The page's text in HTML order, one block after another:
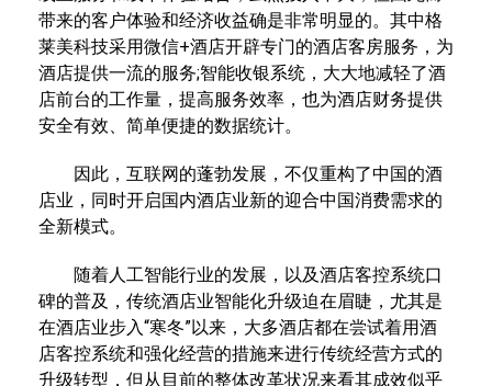
带来的客户体验和经济收益确是非常明显的。其中格
莱美科技采用微信+酒店开辟专门的酒店客房服务，为
酒店提供一流的服务;智能收银系统，大大地减轻了酒
店前台的工作量，提高服务效率，也为酒店财务提供
安全有效、简单便捷的数据统计。
因此，互联网的蓬勃发展，不仅重构了中国的酒
店业，同时开启国内酒店业新的迎合中国消费需求的
全新模式。
随着人工智能行业的发展，以及酒店客控系统口
碑的普及，传统酒店业智能化升级迫在眉睫，尤其是
在酒店业步入“寒冬”以来，大多酒店都在尝试着用酒
店客控系统和强化经营的措施来进行传统经营方式的
升级转型，但从目前的整体改革状况来看其成效似乎